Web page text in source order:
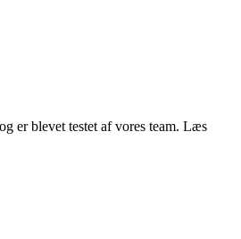
er blevet testet af vores team. Læs